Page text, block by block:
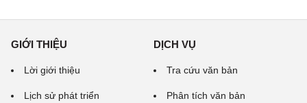
GIỚI THIỆU
Lời giới thiệu
Lịch sử phát triển
DỊCH VỤ
Tra cứu văn bản
Phân tích văn bản